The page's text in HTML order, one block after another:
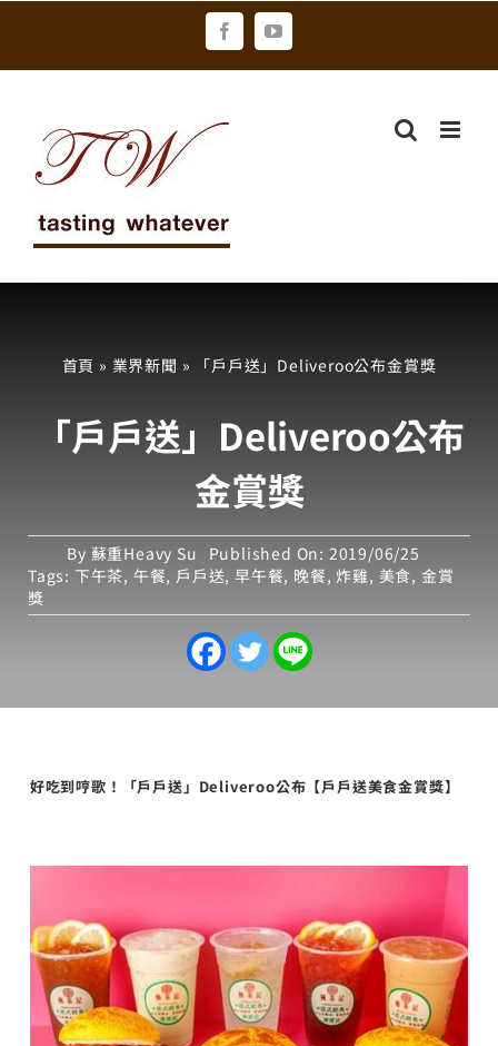
FacebookYouTube
首頁 » 業界新聞 » 「戶戶送」Deliveroo公布金賞獎
「戶戶送」Deliveroo公布
金賞獎
By 蘇重Heavy Su
Published On: 2019/06/25
Tags: 下午茶, 午餐, 戶戶送,早午餐, 晚餐,炸雞, 美食, 金賞
獎
好吃到哼歌！「戶戶送」Deliveroo公布【戶戶送美食金賞獎】